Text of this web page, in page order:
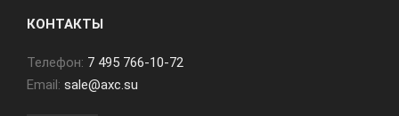
КОНТАКТЫ
Телефон: 7 495 766-10-72
Email: sale@axc.su